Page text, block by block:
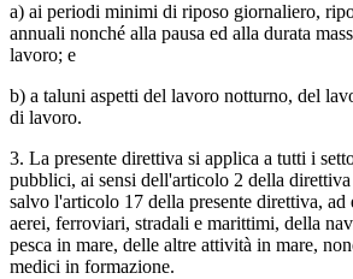
a) ai periodi minimi di riposo giornaliero,
annuali nonché alla pausa ed alla durata
lavoro; e
b) a taluni aspetti del lavoro notturno, del
di lavoro.
3. La presente direttiva si applica a tutti i
pubblici, ai sensi dell'articolo 2 della
salvo l'articolo 17 della presente direttiva, ad
aerei, ferroviari, stradali e marittimi, della
pesca in mare, delle altre attività in mare,
medici in formazione.